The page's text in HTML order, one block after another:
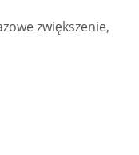
zwiększenie,